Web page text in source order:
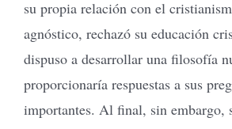
su propia relación con el
agnóstico, rechazó su educación
dispuso a desarrollar una filosofía
proporcionaría respuestas a sus
importantes. Al final, sin embargo,